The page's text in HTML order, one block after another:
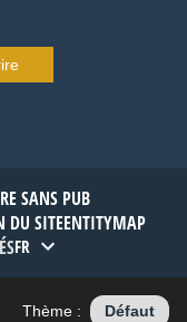
SANS PUB
DU SITEENTITYMAP
FR
Thème : Défaut